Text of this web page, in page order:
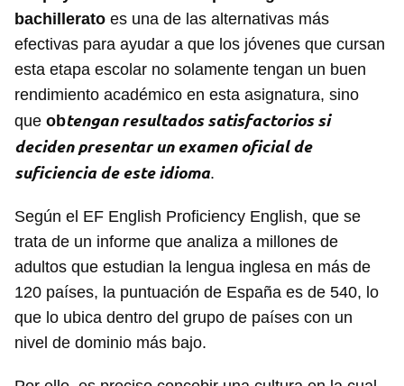
bachillerato es una de las alternativas más
efectivas para ayudar a que los jóvenes que cursan
esta etapa escolar no solamente tengan un buen
rendimiento académico en esta asignatura, sino
que obtengan resultados satisfactorios si
deciden presentar un examen oficial de
suficiencia de este idioma.
Según el EF English Proficiency English, que se
trata de un informe que analiza a millones de
adultos que estudian la lengua inglesa en más de
120 países, la puntuación de España es de 540, lo
que lo ubica dentro del grupo de países con un
nivel de dominio más bajo.